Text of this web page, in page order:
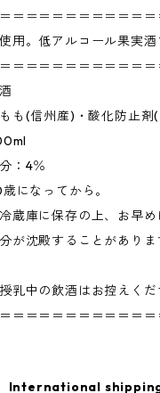
＝＝＝＝＝＝＝＝＝＝＝
用。低アルコール果実酒
＝＝＝＝＝＝＝＝＝＝＝
も(信州産)・酸化防止剤
：4％
になってから。
蔵庫に保存の上、お早め
が沈殿することがあり
乳中の飲酒はお控えくだ
＝＝＝＝＝＝＝＝＝＝＝
International